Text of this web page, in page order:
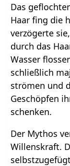
Das
Haar fing die
verzögerte
durch das
Wasser
schließlich
strömen und
Geschöpfen
schenken.
Der Mythos
Willenskraft.